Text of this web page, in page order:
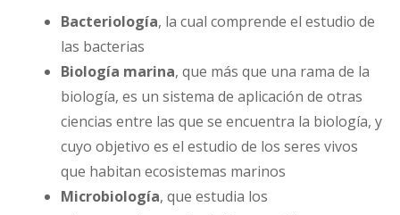
Bacteriología, la cual comprende el estudio de
las bacterias
Biología marina, que más que una rama de la
biología, es un sistema de aplicación de otras
ciencias entre las que se encuentra la biología, y
cuyo objetivo es el estudio de los seres vivos
que habitan ecosistemas marinos
Microbiología, que estudia los